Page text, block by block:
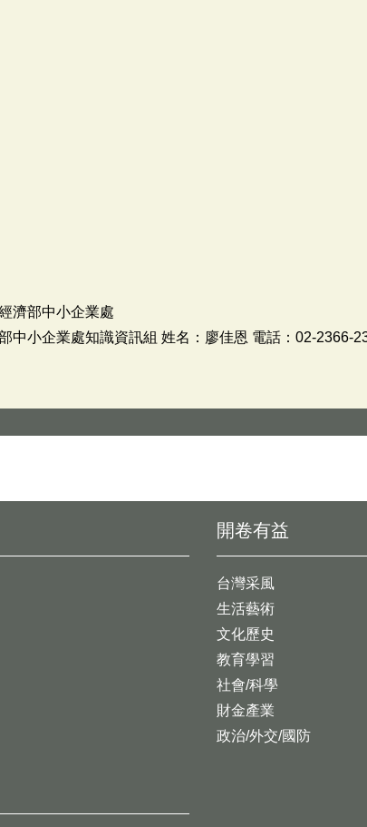
濟部中小企業處
中小企業處知識資訊組 姓名：廖佳恩 電話：02-2366-
開卷有益
台灣采風
生活藝術
文化歷史
教育學習
社會/科學
財金產業
政治/外交/國防